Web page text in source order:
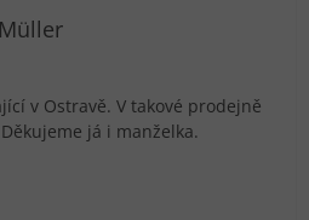
je 5 z 5 hvězdiček.
v Ostravě. V takové prodejně
já i manželka.